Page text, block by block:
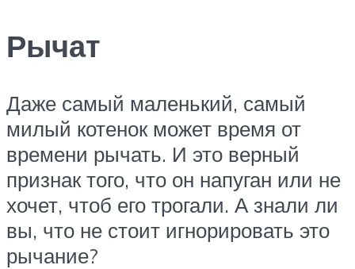
Рычат
Даже самый маленький, самый
милый котенок может время от
времени рычать. И это верный
признак того, что он напуган или не
хочет, чтоб его трогали. А знали ли
вы, что не стоит игнорировать это
рычание?